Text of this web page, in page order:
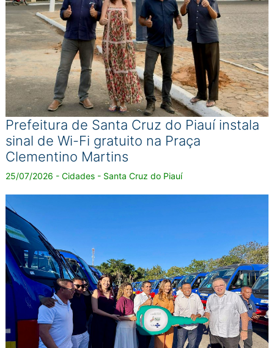
Prefeitura de Santa Cruz do Piauí instala
sinal de Wi-Fi gratuito na Praça
Clementino Martins
25/07/2026 - Cidades - Santa Cruz do Piauí